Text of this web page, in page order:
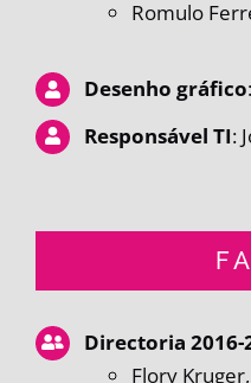
Romulo
Desenho gráfico
Responsável TI:
Directoria 2016-
Flory